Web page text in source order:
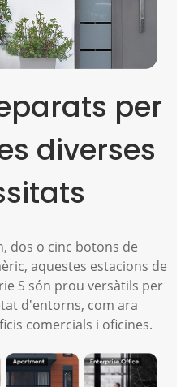
per
diverses
dos o cinc botons de
aquestes estacions de
S són prou versàtils per
d'entorns, com ara
comercials i oficines.